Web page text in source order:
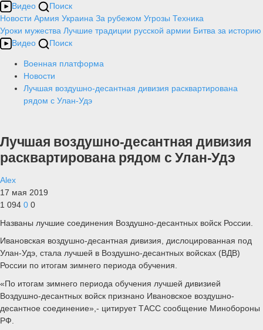
Видео
Поиск
Новости Армия Украина За рубежом Угрозы Техника
Уроки мужества Лучшие традиции русской армии Битва за историю
Видео
Поиск
Военная платформа
Новости
Лучшая воздушно-десантная дивизия расквартирована
рядом с Улан-Удэ
Лучшая воздушно-десантная дивизия
расквартирована рядом с Улан-Удэ
Alex
17 мая 2019
1 094 0 0
Названы лучшие соединения Воздушно-десантных войск России.
Ивановская воздушно-десантная дивизия, дислоцированная под
Улан-Удэ, стала лучшей в Воздушно-десантных войсках (ВДВ)
России по итогам зимнего периода обучения.
«По итогам зимнего периода обучения лучшей дивизией
Воздушно-десантных войск признано Ивановское воздушно-
десантное соединение»,- цитирует ТАСС сообщение Минобороны
РФ.